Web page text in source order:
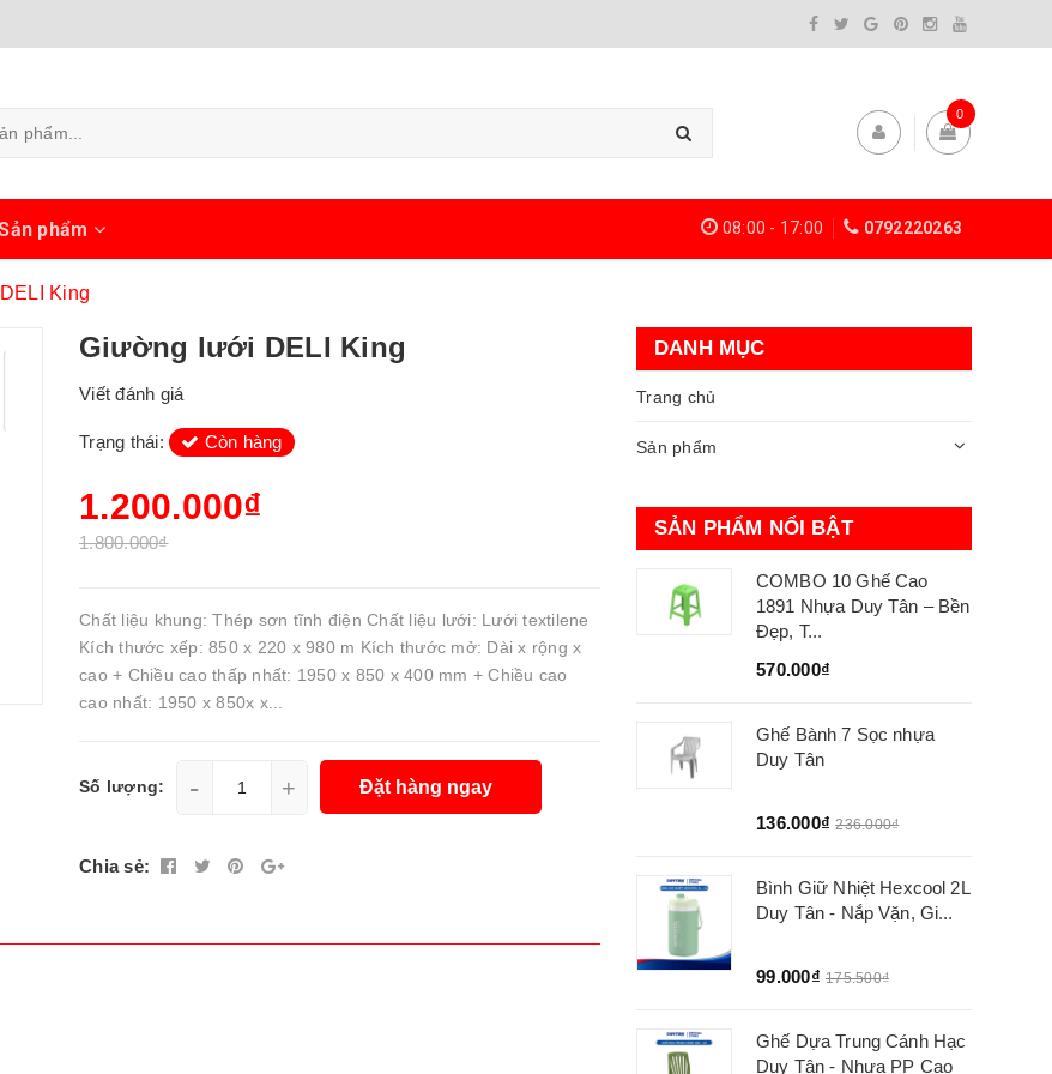
0
phẩm 08:00 - 17:00 0792220263
King
Giường lưới DELI King
Viết đánh giá
Trạng thái: Còn hàng
1.200.000₫
1.800.000₫
Chất liệu khung: Thép sơn tĩnh điện Chất liệu lưới: Lưới textilene
Kích thước xếp: 850 x 220 x 980 m Kích thước mở: Dài x rộng x
cao + Chiều cao thấp nhất: 1950 x 850 x 400 mm + Chiều cao
cao nhất: 1950 x 850x x...
Số lượng: - + Đặt hàng ngay
Chia sẻ:
DANH MỤC
Trang chủ
Sản phẩm
SẢN PHẨM NỔI BẬT
COMBO 10 Ghế Cao
1891 Nhựa Duy Tân – Bền
Đẹp, T...
570.000₫
Ghế Bành 7 Sọc nhựa
Duy Tân
136.000₫ 236.000₫
Bình Giữ Nhiệt Hexcool 2L
Duy Tân - Nắp Vặn, Gi...
99.000₫ 175.500₫
Ghế Dựa Trung Cánh Hạc
Duy Tân - Nhựa PP Cao